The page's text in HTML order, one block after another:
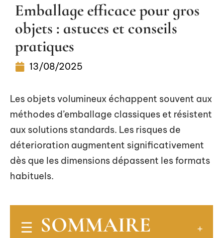
Emballage efficace pour gros
objets : astuces et conseils
pratiques
13/08/2025
Les objets volumineux échappent souvent aux
méthodes d’emballage classiques et résistent
aux solutions standards. Les risques de
déterioration augmentent significativement
dès que les dimensions dépassent les formats
habituels.
SOMMAIRE